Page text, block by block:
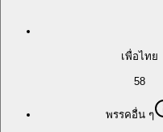
เพื่อไทย
58
พรรคอื่น ๆ